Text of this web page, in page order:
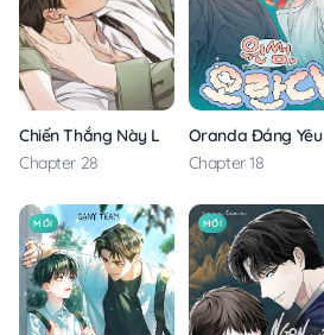
Chiến Thắng Này Là Của Tôi
Chapter 28
Oranda Đáng Yêu
Chapter 18
MỚI MỚI